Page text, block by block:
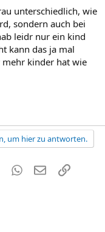
unterschiedlich, wie
sondern auch bei
leidr nur ein kind
kann das ja mal
kinder hat wie
um hier zu antworten.
Tumblr WhatsApp
E-MailLink